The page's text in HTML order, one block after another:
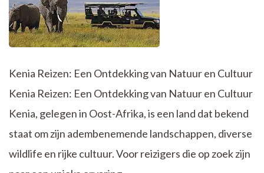
Kenia Reizen: Een Ontdekking van Natuur en Cultuur
Kenia Reizen: Een Ontdekking van Natuur en Cultuur
Kenia, gelegen in Oost-Afrika, is een land dat bekend
staat om zijn adembenemende landschappen, diverse
wildlife en rijke cultuur. Voor reizigers die op zoek zijn